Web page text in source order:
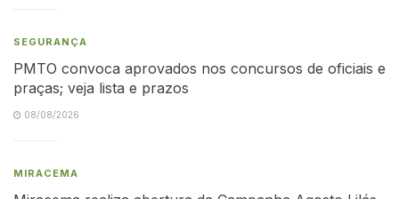
SEGURANÇA
PMTO convoca aprovados nos concursos de oficiais e
praças; veja lista e prazos
08/08/2026
MIRACEMA